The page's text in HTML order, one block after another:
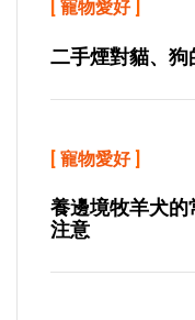
寵物愛好]
二手煙對貓、狗
[ 寵物愛好]
養邊境牧羊犬
注意